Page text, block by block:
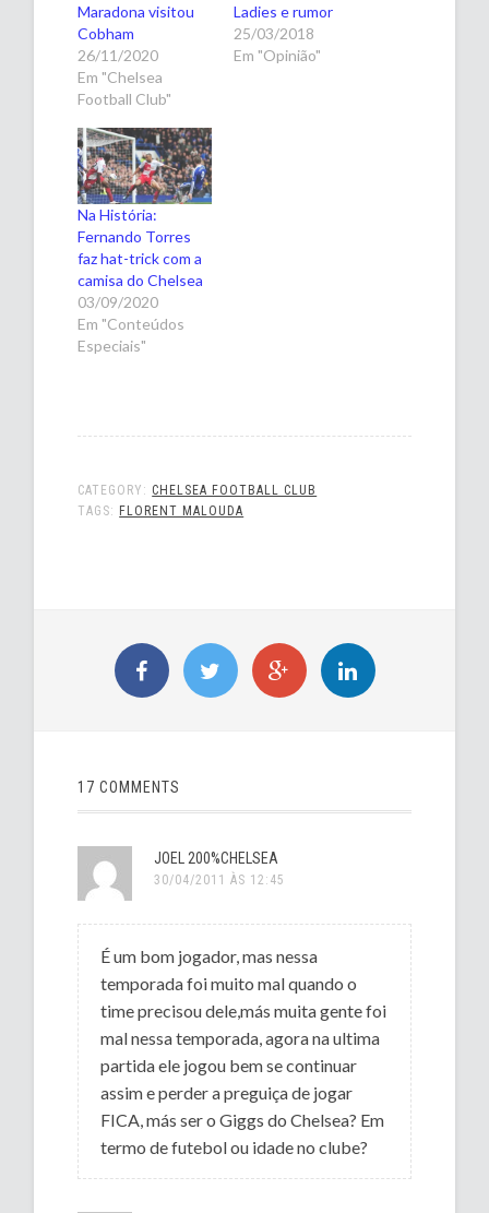
Maradona visitou
Cobham
26/11/2020
Em "Chelsea
Football Club"
Ladies e rumor
25/03/2018
Em "Opinião"
Na História:
Fernando Torres
faz hat-trick com a
camisa do Chelsea
03/09/2020
Em "Conteúdos
Especiais"
CATEGORY: CHELSEA FOOTBALL CLUB
TAGS: FLORENT MALOUDA
17 COMMENTS
JOEL 200%CHELSEA
30/04/2011 ÀS 12:45
É um bom jogador, mas nessa
temporada foi muito mal quando o
time precisou dele,más muita gente foi
mal nessa temporada, agora na ultima
partida ele jogou bem se continuar
assim e perder a preguiça de jogar
FICA, más ser o Giggs do Chelsea? Em
termo de futebol ou idade no clube?